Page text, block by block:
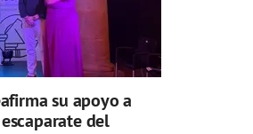
su apoyo a
del